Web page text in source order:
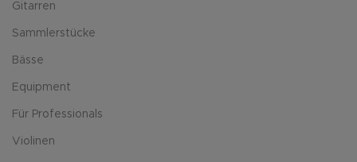
Gitarren
Sammlerstücke
Bässe
Equipment
Für Professionals
Violinen